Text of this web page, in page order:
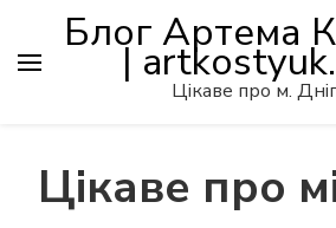
Блог Артема
|
Цікаве про м.
Цікаве про